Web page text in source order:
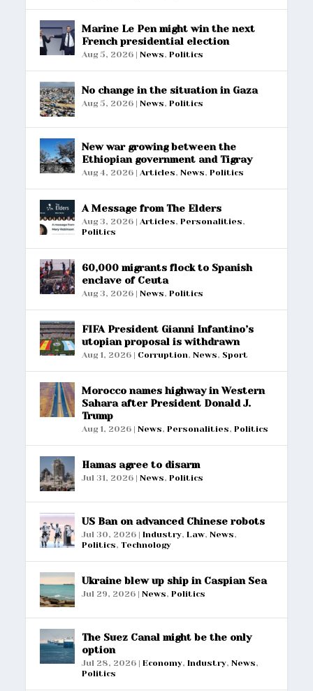
Marine Le Pen might win the next
French presidential election
Aug 5, 2026 |News,Politics
No change in the situation in Gaza
Aug 5, 2026 |News,Politics
New war growing between the
Ethiopian government and Tigray
Aug 4, 2026 |Articles,News,Politics
A Message from The Elders
Aug 3, 2026 |Articles,Personalities,
Politics
60,000 migrants flock to Spanish
enclave of Ceuta
Aug 3, 2026 |News,Politics
FIFA President Gianni Infantino’s
utopian proposal is withdrawn
Aug 1, 2026 | Corruption,News, Sport
Morocco names highway in Western
Sahara after President Donald J.
Trump
Aug 1, 2026 |News,Personalities,Politics
Hamas agree to disarm
Jul 31, 2026 |News,Politics
US Ban on advanced Chinese robots
Jul 30, 2026 |Industry,Law,News,
Politics,Technology
Ukraine blew up ship in Caspian Sea
Jul 29, 2026 |News,Politics
The Suez Canal might be the only
option
Jul 28, 2026 |Economy,Industry,News,
Politics